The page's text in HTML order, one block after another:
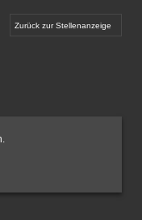
Zurück zur Stellenanzeige